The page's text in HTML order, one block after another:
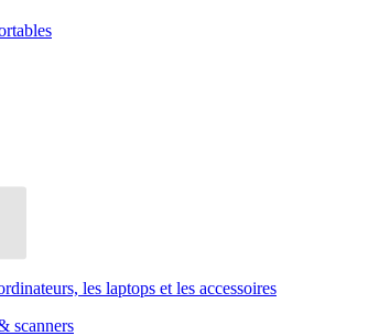
les laptops et les accessoires
scanners